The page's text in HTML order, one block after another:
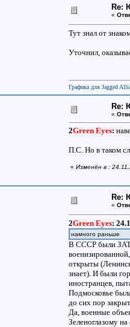
Re:
«
Тут знал от
Уточнил,
Графика для Jagged
Re:
«
2Green Eyes:
П.С. Но в таком
« Изменён в :
Re:
«
2Green Eyes:
намного раньше
В СССР были
открыты
знает). И были
иностранцев,
Подмосковье
до сих пор
Да, военные
Зеленоглазому